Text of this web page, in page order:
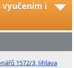
vyučením i
1572/3, Jihlava